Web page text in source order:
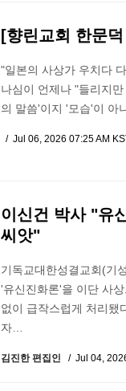
[향린교회 한문
"일본의 사상가 우치다
나심이 언제나 "들리지
의 말씀'이지 '모습'이 아
Jul 06, 2026 07:25 AM
이신건 박사 "유
씨앗"
기독교대한성결교회(기
'유신진화론'을 이단 사
없이 급작스럽게 처리됐
자…
김진한 편집인 Jul 04,